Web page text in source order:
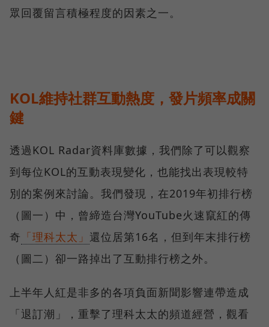
眾回覆留言積極程度的因素之一。
KOL維持社群互動熱度，發片頻率成關
鍵
透過KOL Radar資料庫數據，我們除了可以觀察
到每位KOL的互動表現變化，也能找出表現較特
別的案例來討論。我們發現，在2019年初排行榜
（圖一）中，曾締造台灣YouTube火速竄紅的傳
奇 「理科太太」 還位居第16名，但到年末排行榜
（圖二）卻一路掉出了互動排行榜之外。
上半年人紅是非多的各項負面新聞影響連帶造成
「退訂潮」，重擊了理科太太的頻道經營，觀看